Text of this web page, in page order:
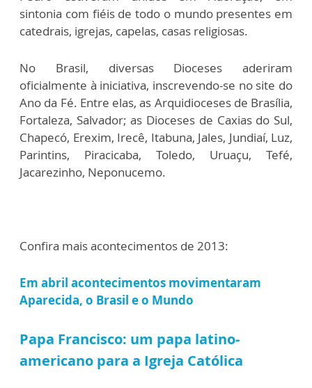
sintonia com fiéis de todo o mundo presentes em
catedrais, igrejas, capelas, casas religiosas.
No Brasil, diversas Dioceses aderiram
oficialmente à iniciativa, inscrevendo-se no site do
Ano da Fé. Entre elas, as Arquidioceses de Brasília,
Fortaleza, Salvador; as Dioceses de Caxias do Sul,
Chapecó, Erexim, Irecê, Itabuna, Jales, Jundiaí, Luz,
Parintins, Piracicaba, Toledo, Uruaçu, Tefé,
Jacarezinho, Neponucemo.
Confira mais acontecimentos de 2013:
Em abril acontecimentos movimentaram
Aparecida, o Brasil e o Mundo
Papa Francisco: um papa latino-
americano para a Igreja Católica